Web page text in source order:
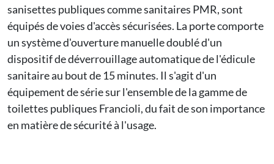
sanisettes publiques comme sanitaires PMR, sont
équipés de voies d'accès sécurisées. La porte comporte
un système d'ouverture manuelle doublé d'un
dispositif de déverrouillage automatique de l'édicule
sanitaire au bout de 15 minutes. Il s'agit d'un
équipement de série sur l'ensemble de la gamme de
toilettes publiques Francioli, du fait de son importance
en matière de sécurité à l'usage.